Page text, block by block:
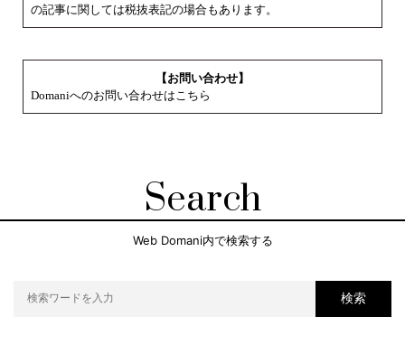
の記事に関しては税抜表記の場合もあります。
【お問い合わせ】
Domaniへのお問い合わせはこちら
Search
Web Domani内で検索する
検索